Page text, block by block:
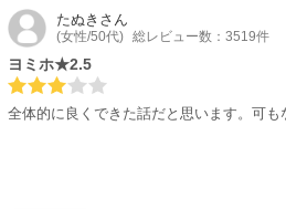
たぬき さん
(女性/50代) 総レビュー数：3519件
ヨミホ★2.5
全体的に良くできた話だと思います。可も